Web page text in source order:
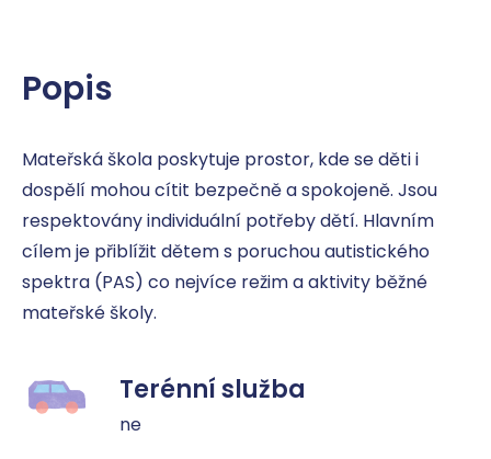
Popis
Mateřská škola poskytuje prostor, kde se děti i
dospělí mohou cítit bezpečně a spokojeně. Jsou
respektovány individuální potřeby dětí. Hlavním
cílem je přiblížit dětem s poruchou autistického
spektra (PAS) co nejvíce režim a aktivity běžné
mateřské školy.
Terénní služba
ne